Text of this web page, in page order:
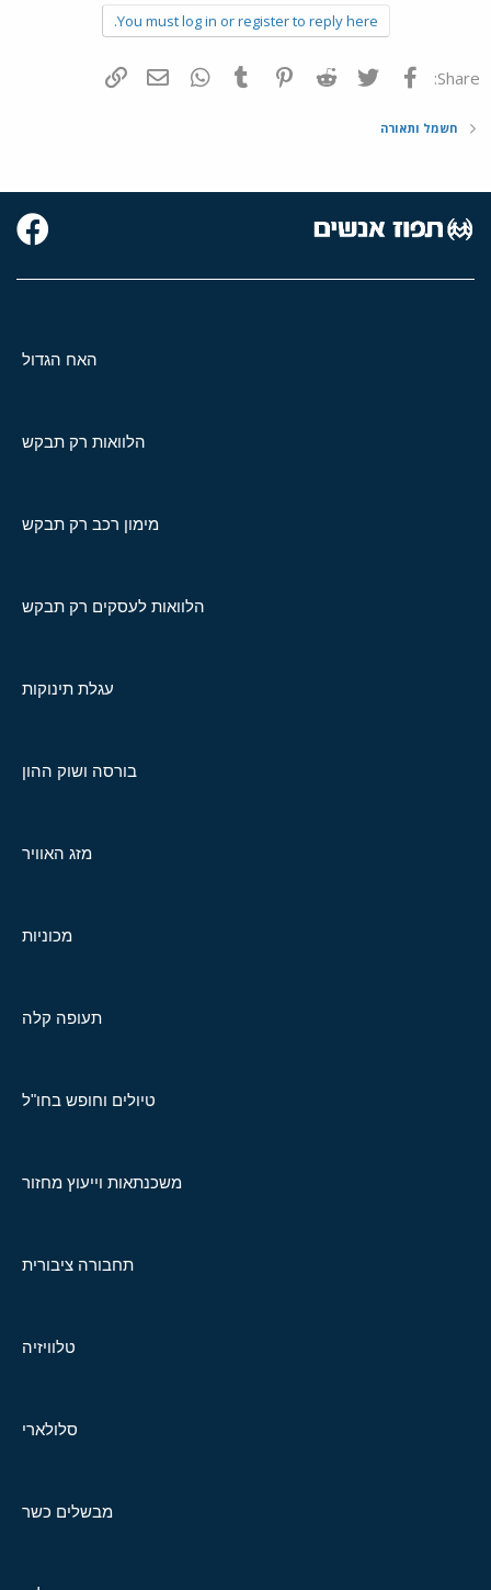
You must log in or register to reply here.
Share: פייסבוק Twitter
Reddit
Pinterest
Tumblr
WhatsAppדואר אלקטרוני
חשמל ותאורה
האח הגדול
הלוואות רק תבקש
מימון רכב רק תבקש
הלוואות לעסקים רק תבקש
עגלת תינוקות
בורסה ושוק ההון
מזג האוויר
מכוניות
תעופה קלה
טיולים וחופש בחו"ל
משכנתאות וייעוץ מחזור
תחבורה ציבורית
טלוויזיה
סלולארי
מבשלים כשר